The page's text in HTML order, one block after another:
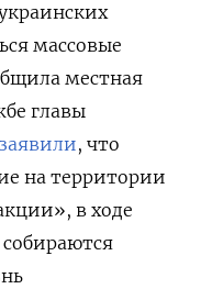
массовые
местная
главы
заявили, что
на территории
в ходе